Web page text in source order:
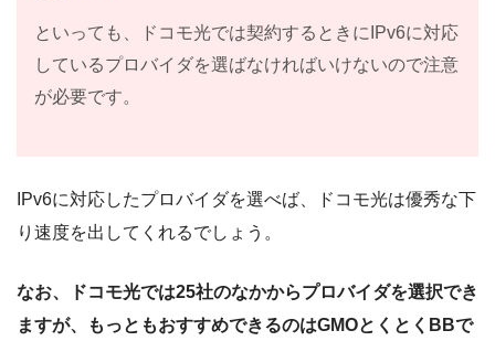
といっても、ドコモ光では契約するときにIPv6に対応
しているプロバイダを選ばなければいけないので注意
が必要です。
IPv6に対応したプロバイダを選べば、ドコモ光は優秀な下
り速度を出してくれるでしょう。
なお、ドコモ光では25社のなかからプロバイダを選択でき
ますが、もっともおすすめできるのはGMOとくとくBBで